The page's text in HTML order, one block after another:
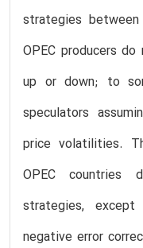
strategies between
OPEC producers
up or down; to
speculators
price volatilities.
OPEC
strategies,
negative error